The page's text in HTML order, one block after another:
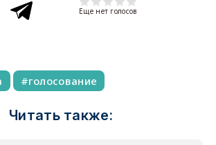
Еще нет голосов
голосование
Читать также: